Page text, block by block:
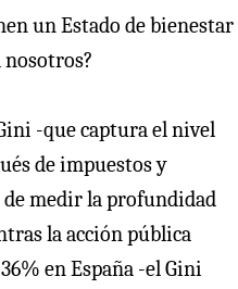
un Estado de bienestar
nosotros?
-que captura el nivel
de impuestos y
medir la profundidad
la acción pública
en España -el Gini